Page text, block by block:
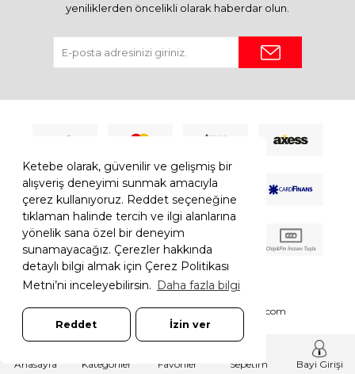
Ketebe olarak, güvenilir ve gelişmiş bir
alışveriş deneyimi sunmak amacıyla
çerez kullanıyoruz. Reddet seçeneğine
tıklaman halinde tercih ve ilgi alanlarına
yönelik sana özel bir deneyim
sunamayacağız. Çerezler hakkında
detaylı bilgi almak için Çerez Politikası
Metni’ni inceleyebilirsin. Daha fazla bilgi
Reddet İzin ver
Anasayfa Kategoriler Favoriler Sepetim Bayi Girişi
yeniliklerden öncelikli olarak haberdar olun.
© 2026 Ketebe Tüm Hakkı Saklıdır. Ketebe.com
7308052261181544